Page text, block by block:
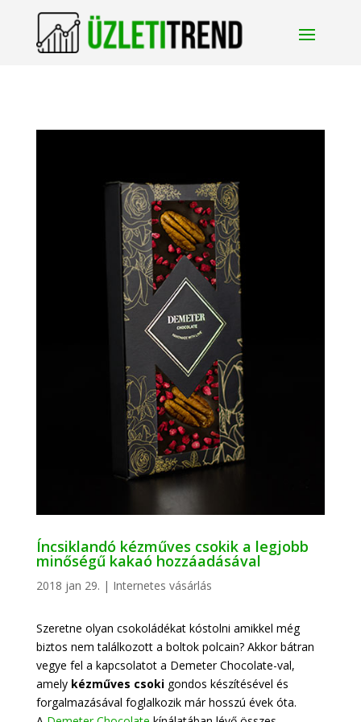
Íncsiklandó kézműves csokik a legjobb
minőségű kakaó hozzáadásával
2018 jan 29. | Internetes vásárlás
Szeretne olyan csokoládékat kóstolni amikkel még
biztos nem találkozott a boltok polcain? Akkor bátran
vegye fel a kapcsolatot a Demeter Chocolate-val,
amely kézműves csokigondos készítésével és
forgalmazásával foglalkozik már hosszú évek óta.